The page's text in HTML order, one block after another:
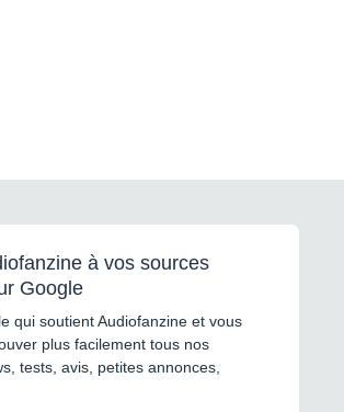
à vos sources
Google
qui soutient Audiofanzine et vous
plus facilement tous nos
tests, avis, petites annonces,